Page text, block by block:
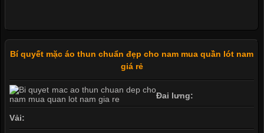
Bí quyết mặc áo thun chuẩn đẹp cho nam mua quần lót nam
giá rẻ
Đai lưng:
Vải: